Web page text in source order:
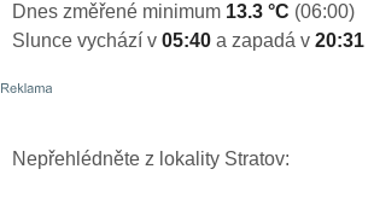
Dnes změřené minimum 13.3 °C (06:00)
Slunce vychází v 05:40 a zapadá v 20:31
Nepřehlédněte z lokality Stratov: